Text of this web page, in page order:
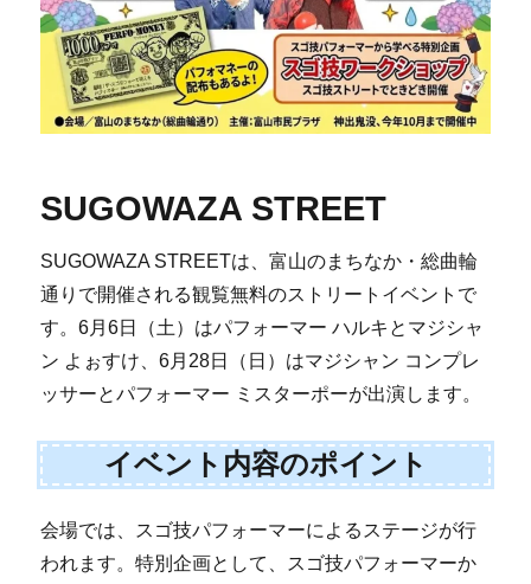
SUGOWAZA STREET
SUGOWAZA STREETは、富山のまちなか・総曲輪
通りで開催される観覧無料のストリートイベントで
す。6月6日（土）はパフォーマー ハルキとマジシャ
ン よぉすけ、6月28日（日）はマジシャン コンプレ
ッサーとパフォーマー ミスターポーが出演します。
イベント内容のポイント
会場では、スゴ技パフォーマーによるステージが行
われます。特別企画として、スゴ技パフォーマーか